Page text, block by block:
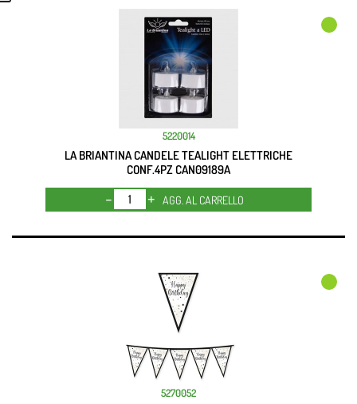
5220014
LA BRIANTINA CANDELE TEALIGHT ELETTRICHE
CONF.4PZ CAN09189A
Quantità
AGG. AL CARRELLO
5270052